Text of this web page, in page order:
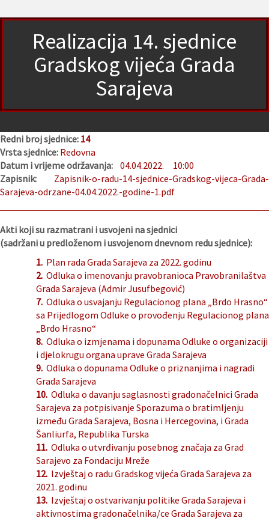
Realizacija 14. sjednice
Gradskog vijeća Grada
Sarajeva
Redni broj sjednice: 14
Vrsta sjednice: Redovna
Datum i vrijeme održavanja: 04.04.2022.
10:00
Zapisnik:
Zapisnik-o-radu-14-sjednice-Gradskog-vijeca-Grada-
Sarajeva-odrzane-04.04.2022.-godine-1.pdf
Akti koji su razmatrani i usvojeni na sjednici
(sadržani u predloženom i usvojenom dnevnom redu sjednice):
1. Plan rada Grada Sarajeva za 2022. godinu
2. Odluka o imenovanju pravobranioca Pravobranilaštva
Grada Sarajeva (Admir Jusufbegović)
7. Odluka o usvajanju Regulacionog plana „Brdo Hrasno“
sa Prijedlogom Odluke o provođenju Regulacionog plana
„Brdo Hrasno“
8. Odluka o izmjenama i dopunama Odluke o organizaciji
i djelokrugu organa uprave Grada Sarajeva
9. Odluka o dopunama Odluke o priznanjima i nagradi
Grada Sarajeva
10. Odluka o davanju saglasnosti gradonačelnici Grada
Sarajeva za potpisivanje Sporazuma o bratimljenju
između Grada Sarajeva, Bosna i Hercegovina, i Grada
Šanliurfa, Republika Turska
11. Odluka o utvrđivanju posebnog značaja za Grad
Sarajevo za Fondaciju Mreže
12. Izvještaj o radu Gradskog vijeća Grada Sarajeva za
2021. godinu
13. Izvještaj o ostvarivanju politike Grada Sarajeva i
aktivnostima gradonačelnika/ce Grada Sarajeva za